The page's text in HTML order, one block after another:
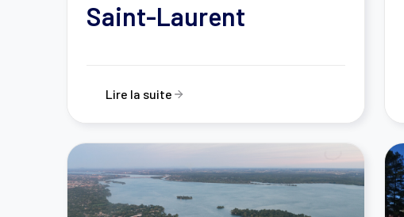
Saint-Laurent
Lire la suite